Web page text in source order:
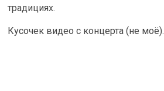
традициях.
Кусочек видео с концерта (не моё).